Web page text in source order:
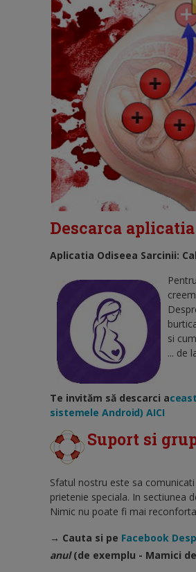
Descarca
Aplicatia Odiseea Sarcinii:
si
... de
Te invităm să descarci a
sistemele Android) AICI
Suport si
Sfatul nostru este sa
prietenie speciala. In sectiunea
Nimic nu poate fi mai
→ Cauta si pe Facebook
anul (de exemplu - Mamici